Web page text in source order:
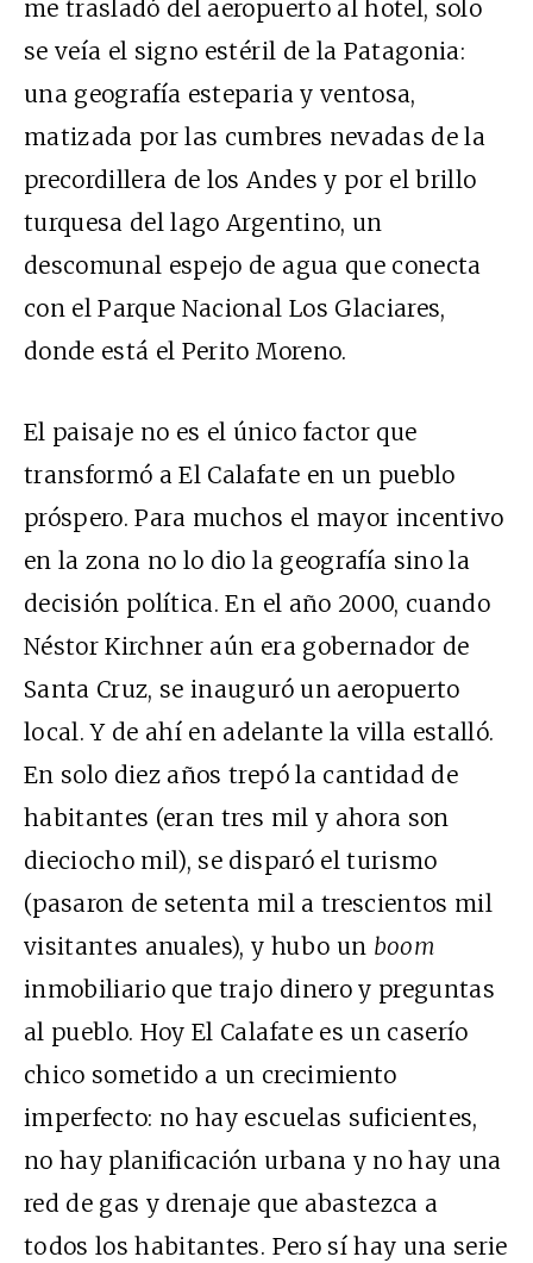
me trasladó del aeropuerto al hotel, solo
se veía el signo estéril de la Patagonia:
una geografía esteparia y ventosa,
matizada por las cumbres nevadas de la
precordillera de los Andes y por el brillo
turquesa del lago Argentino, un
descomunal espejo de agua que conecta
con el Parque Nacional Los Glaciares,
donde está el Perito Moreno.
El paisaje no es el único factor que
transformó a El Calafate en un pueblo
próspero. Para muchos el mayor incentivo
en la zona no lo dio la geografía sino la
decisión política. En el año 2000, cuando
Néstor Kirchner aún era gobernador de
Santa Cruz, se inauguró un aeropuerto
local. Y de ahí en adelante la villa estalló.
En solo diez años trepó la cantidad de
habitantes (eran tres mil y ahora son
dieciocho mil), se disparó el turismo
(pasaron de setenta mil a trescientos mil
visitantes anuales), y hubo un boom
inmobiliario que trajo dinero y preguntas
al pueblo. Hoy El Calafate es un caserío
chico sometido a un crecimiento
imperfecto: no hay escuelas suficientes,
no hay planificación urbana y no hay una
red de gas y drenaje que abastezca a
todos los habitantes. Pero sí hay una serie